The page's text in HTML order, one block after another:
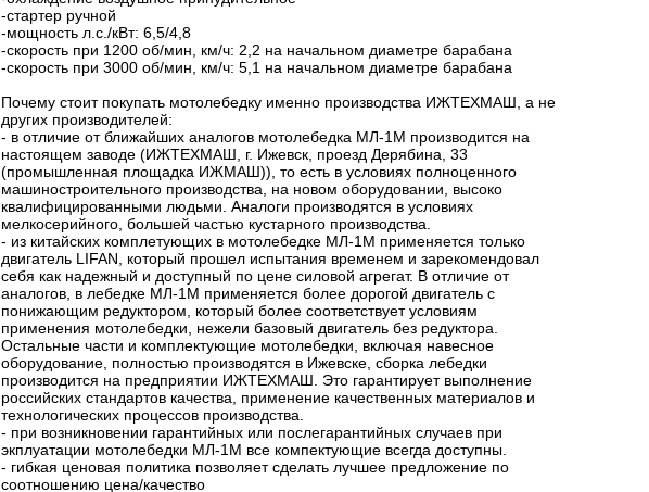
-стартер ручной
-мощность л.с./кВт: 6,5/4,8
-скорость при 1200 об/мин, км/ч: 2,2 на начальном диаметре барабана
-скорость при 3000 об/мин, км/ч: 5,1 на начальном диаметре барабана
Почему стоит покупать мотолебедку именно производства ИЖТЕХМАШ, а не
других производителей:
- в отличие от ближайших аналогов мотолебедка МЛ-1М производится на
настоящем заводе (ИЖТЕХМАШ, г. Ижевск, проезд Дерябина, 33
(промышленная площадка ИЖМАШ)), то есть в условиях полноценного
машиностроительного производства, на новом оборудовании, высоко
квалифицированными людьми. Аналоги производятся в условиях
мелкосерийного, большей частью кустарного производства.
- из китайских комплетующих в мотолебедке МЛ-1М применяется только
двигатель LIFAN, который прошел испытания временем и зарекомендовал
себя как надежный и доступный по цене силовой агрегат. В отличие от
аналогов, в лебедке МЛ-1М применяется более дорогой двигатель с
понижающим редуктором, который более соответствует условиям
применения мотолебедки, нежели базовый двигатель без редуктора.
Остальные части и комплектующие мотолебедки, включая навесное
оборудование, полностью производятся в Ижевске, сборка лебедки
производится на предприятии ИЖТЕХМАШ. Это гарантирует выполнение
российских стандартов качества, применение качественных материалов и
технологических процессов производства.
- при возникновении гарантийных или послегарантийных случаев при
экплуатации мотолебедки МЛ-1М все компектующие всегда доступны.
- гибкая ценовая политика позволяет сделать лучшее предложение по
соотношению цена/качество